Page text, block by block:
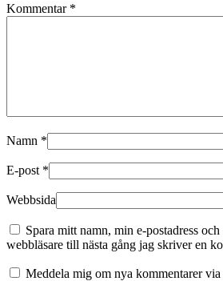
Kommentar *
Namn *
E-post *
Webbsida
Spara mitt namn, min e-postadress
webbläsare till nästa gång jag skriver en
Meddela mig om nya kommentarer via